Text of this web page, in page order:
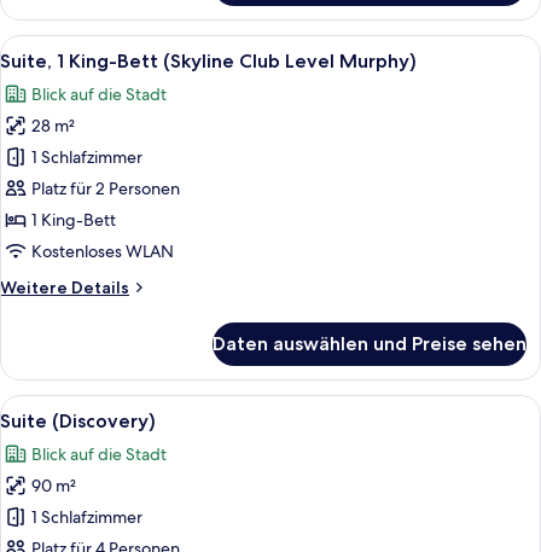
1 King-
Bett
(Skyline
Level)
Alle
Fotos
für
Suite,
1 King-
Bett
(Skyline
Club
Murphy)
Ein modernes Hotelzimmer mit
3
Suite, 1 King-Bett (Skyline Club Level Murphy)
Blick auf die Stadt
28 m²
1 Schlafzimmer
Platz für 2 Personen
1 King-Bett
Kostenloses WLAN
Weitere Details
Weitere
1 King-
Bett
(Skyline
Level
Murphy)
Daten auswählen und Preise sehen
Alle
Fotos
für
Suite
(Discovery)
anzeigen
Ein modernes Hotelzimmer mit
6
Suite (Discovery)
Blick auf die Stadt
90 m²
1 Schlafzimmer